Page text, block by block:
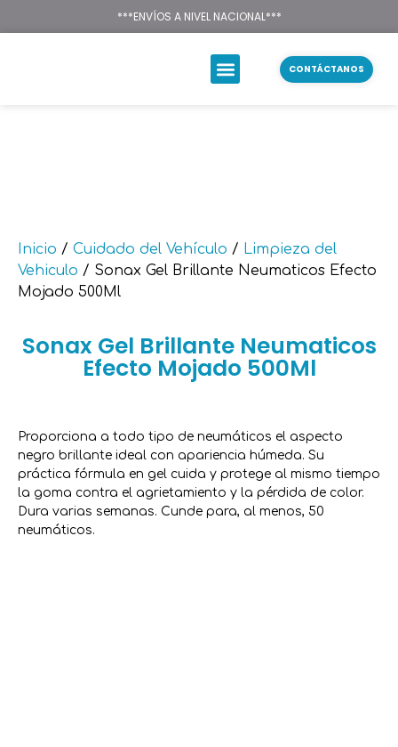
Texsal Venezuela –
***ENVÍOS A NIVEL NACIONAL***
CONTÁCTANOS
Inicio / Cuidado del Vehículo / Limpieza del
Vehiculo / Sonax Gel Brillante Neumaticos Efecto
Mojado 500Ml
Sonax Gel Brillante Neumaticos
Efecto Mojado 500Ml
Proporciona a todo tipo de neumáticos el aspecto
negro brillante ideal con apariencia húmeda. Su
práctica fórmula en gel cuida y protege al mismo tiempo
la goma contra el agrietamiento y la pérdida de color.
Dura varias semanas. Cunde para, al menos, 50
neumáticos.